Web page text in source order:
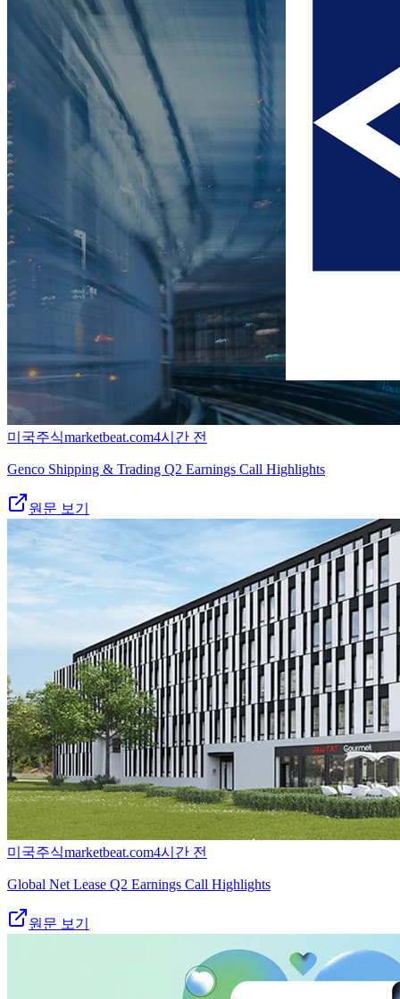
미국주식marketbeat.com4시간 전
Genco Shipping & Trading Q2 Earnings Call Highlights
원문 보기
미국주식marketbeat.com4시간 전
Global Net Lease Q2 Earnings Call Highlights
원문 보기